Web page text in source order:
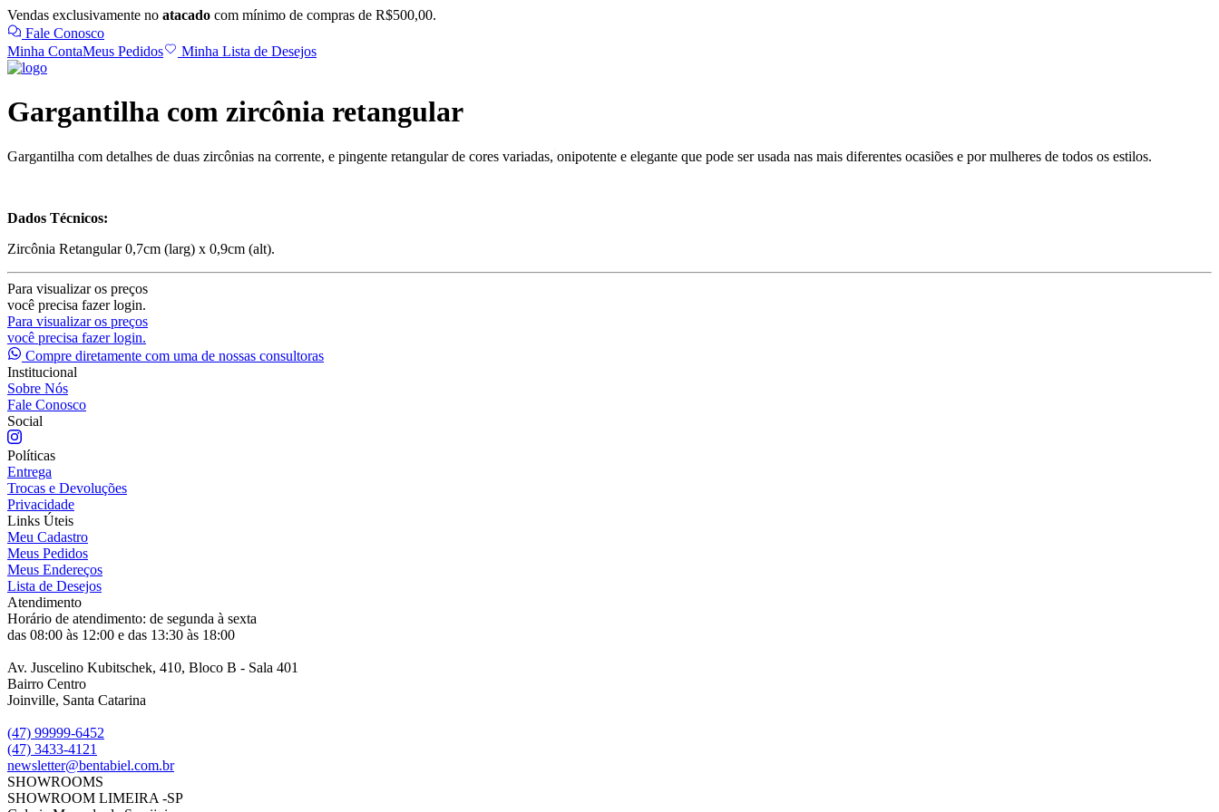
Vendas exclusivamente no atacado com mínimo de compras de R$500,00.
Fale Conosco
Minha ContaMeus Pedidos Minha Lista de Desejos
Gargantilha com zircônia retangular
Gargantilha com detalhes de duas zircônias na corrente, e pingente retangular de cores variadas, onipotente e elegante que pode ser usada nas mais diferentes ocasiões e por mulheres de todos os estilos.
Dados Técnicos:
Zircônia Retangular 0,7cm (larg) x 0,9cm (alt).
Para visualizar os preços
você precisa fazer login.
Para visualizar os preços
você precisa fazer login.
Compre diretamente com uma de nossas consultoras
Institucional
Sobre Nós
Fale Conosco
Social
Políticas
Entrega
Trocas e Devoluções
Privacidade
Links Úteis
Meu Cadastro
Meus Pedidos
Meus Endereços
Lista de Desejos
Atendimento
Horário de atendimento: de segunda à sexta
das 08:00 às 12:00 e das 13:30 às 18:00
Av. Juscelino Kubitschek, 410, Bloco B - Sala 401
Bairro Centro
Joinville, Santa Catarina
(47) 99999-6452
(47) 3433-4121
newsletter@bentabiel.com.br
SHOWROOMS
SHOWROOM LIMEIRA -SP